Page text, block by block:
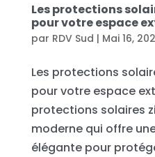
Les protections
pour votre espace
par RDV Sud | Mai 16,
Les protections
pour votre espace
protections solaires
moderne qui offre
élégante pour